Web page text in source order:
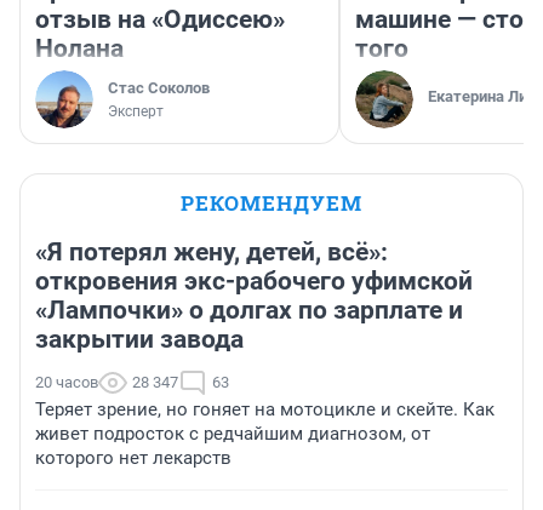
отзыв на «Одиссею»
Нолана
Стас Соколов
Эксперт
машине —
того
Екатерина
РЕКОМЕНДУЕМ
«Я потерял жену, детей, всё»:
откровения экс-рабочего уфимской
«Лампочки» о долгах по зарплате и
закрытии завода
20 часов 28 347 63
Теряет зрение, но гоняет на мотоцикле и скейте. Как
живет подросток с редчайшим диагнозом, от
которого нет лекарств